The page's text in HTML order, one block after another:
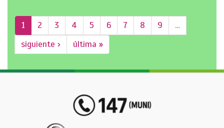
1 2 3 4 5 6 7 8 9
…
siguiente ›
última »